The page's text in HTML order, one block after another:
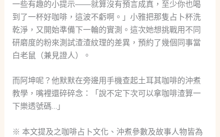
一些有趣的小提示——就算沒有預言成真，至少你也喝
到了一杯好咖啡，這波不虧啊。」小雅把那隻占卜杯洗
乾淨，又開始準備下一輪的實測。這次她想挑戰用不同
研磨度的粉來測試渣渣紋理的差異，預約了幾個同事當
白老鼠（兼見證人）。
而阿坤呢？他默默在旁邊用手機查起土耳其咖啡的沖煮
教學，嘴裡還碎碎念：「說不定下次可以拿咖啡渣算一
下樂透號碼…」
※ 本文提及之咖啡占卜文化、沖煮參數及故事人物皆為